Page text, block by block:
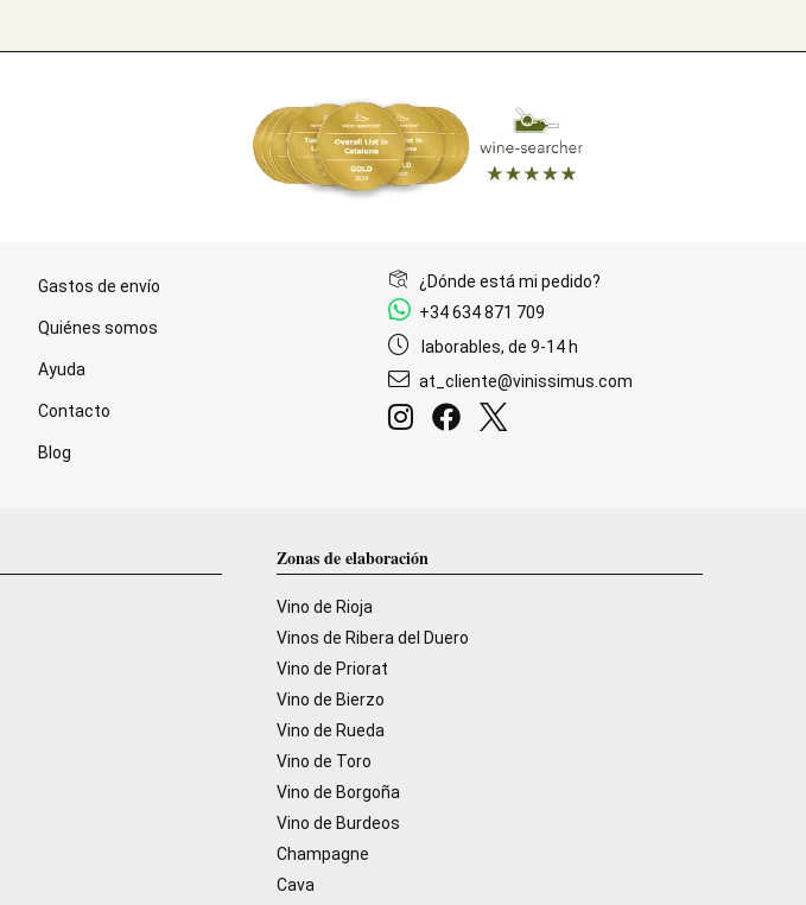
Gastos de envío
Quiénes somos
Ayuda
Contacto
Blog
¿Dónde está mi pedido?
+34 634 871 709
laborables, de 9-14 h
at_cliente@vinissimus.com
Zonas de elaboración
Vino de Rioja
Vinos de Ribera del Duero
Vino de Priorat
Vino de Bierzo
Vino de Rueda
Vino de Toro
Vino de Borgoña
Vino de Burdeos
Champagne
Cava